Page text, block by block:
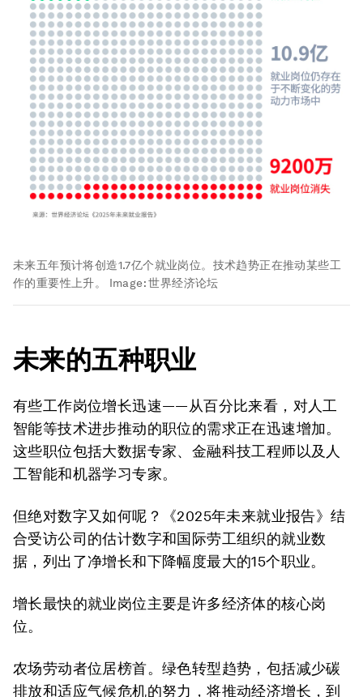
未来五年预计将创造1.7亿个就业岗位。技术趋势正在推动某些工
作的重要性上升。
Image:世界经济论坛
未来的五种职业
有些工作岗位增长迅速——从百分比来看，对人工
智能等技术进步推动的职位的需求正在迅速增加。
这些职位包括大数据专家、金融科技工程师以及人
工智能和机器学习专家。
但绝对数字又如何呢？《2025年未来就业报告》结
合受访公司的估计数字和国际劳工组织的就业数
据，列出了净增长和下降幅度最大的15个职业。
增长最快的就业岗位主要是许多经济体的核心岗
位。
农场劳动者位居榜首。绿色转型趋势，包括减少碳
排放和适应气候危机的努力，将推动经济增长，到